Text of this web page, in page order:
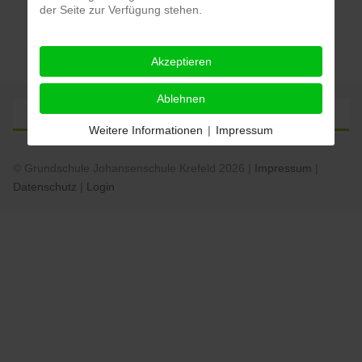
© Grundschule Johansenschule Krefeld 2026 | Impressum
Datenschutz
Login
der Seite zur Verfügung stehen.
Akzeptieren
Ablehnen
Weitere Informationen | Impressum